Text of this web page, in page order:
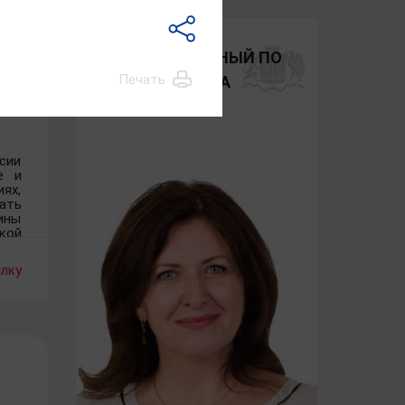
и
УПОЛНОМОЧЕННЫЙ ПО
ПРАВАМ РЕБЕНКА
Печать